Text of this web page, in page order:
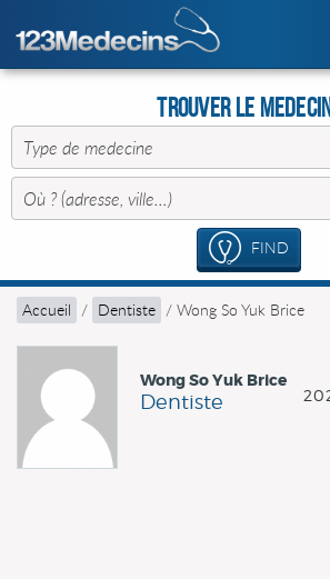
Trouver le Medecin
FIND
Accueil / Dentiste / Wong So Yuk Brice
Wong So Yuk Brice
Dentiste